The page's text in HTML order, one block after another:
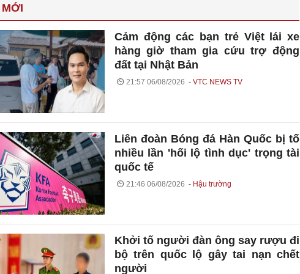
Cảm động các bạn trẻ Việt lái xe
hàng giờ tham gia cứu trợ động
đất tại Nhật Bản
21:57 06/08/2026 VTC NEWS TV
Liên đoàn Bóng đá Hàn Quốc bị tố
nhiều lần 'hối lộ tình dục' trọng tài
quốc tế
21:46 06/08/2026 Hậu trường
Khởi tố người đàn ông say rượu đi
bộ trên quốc lộ gây tai nạn chết
người